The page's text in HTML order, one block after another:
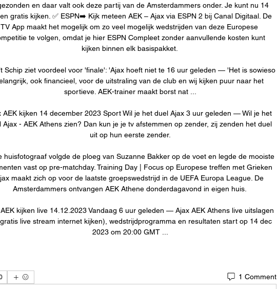
en daar valt ook deze partij van de Amsterdammers onder. Je kunt nu 14
gratis kijken. ✅ ESPN➡️ Kijk meteen AEK – Ajax via ESPN 2 bij Canal Digitaal. De
TV App maakt het mogelijk om zo veel mogelijk wedstrijden van deze Europese
te volgen, omdat je hier ESPN Compleet zonder aanvullende kosten kunt
kijken binnen elk basispakket.
Schip ziet voordeel voor 'finale': 'Ajax hoeft niet te 16 uur geleden — 'Het is sowieso
ook financieel, voor de uitstraling van de club en wij kijken puur naar het
sportieve. AEK-trainer maakt borst nat ...
AEK kijken 14 december 2023 Sport Wil je het duel Ajax 3 uur geleden — Wil je het
Ajax - AEK Athens zien? Dan kun je je tv afstemmen op zender, zij zenden het duel
uit op hun eerste zender.
huisfotograaf volgde de ploeg van Suzanne Bakker op de voet en legde de mooiste
vast op pre-matchday. Training Day | Focus op Europese treffen met Grieken
maakt zich op voor de laatste groepswedstrijd in de UEFA Europa League. De
Amsterdammers ontvangen AEK Athene donderdagavond in eigen huis.
kijken live 14.12.2023 Vandaag 6 uur geleden — Ajax AEK Athens live uitslagen
live stream internet kijken), wedstrijdprogramma en resultaten start op 14 dec
2023 om 20:00 GMT ...
1 Comment